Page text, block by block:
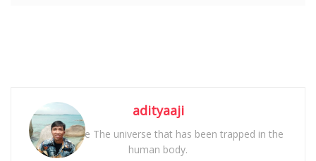
adityaaji
a part of the The universe that has been trapped in the
human body.